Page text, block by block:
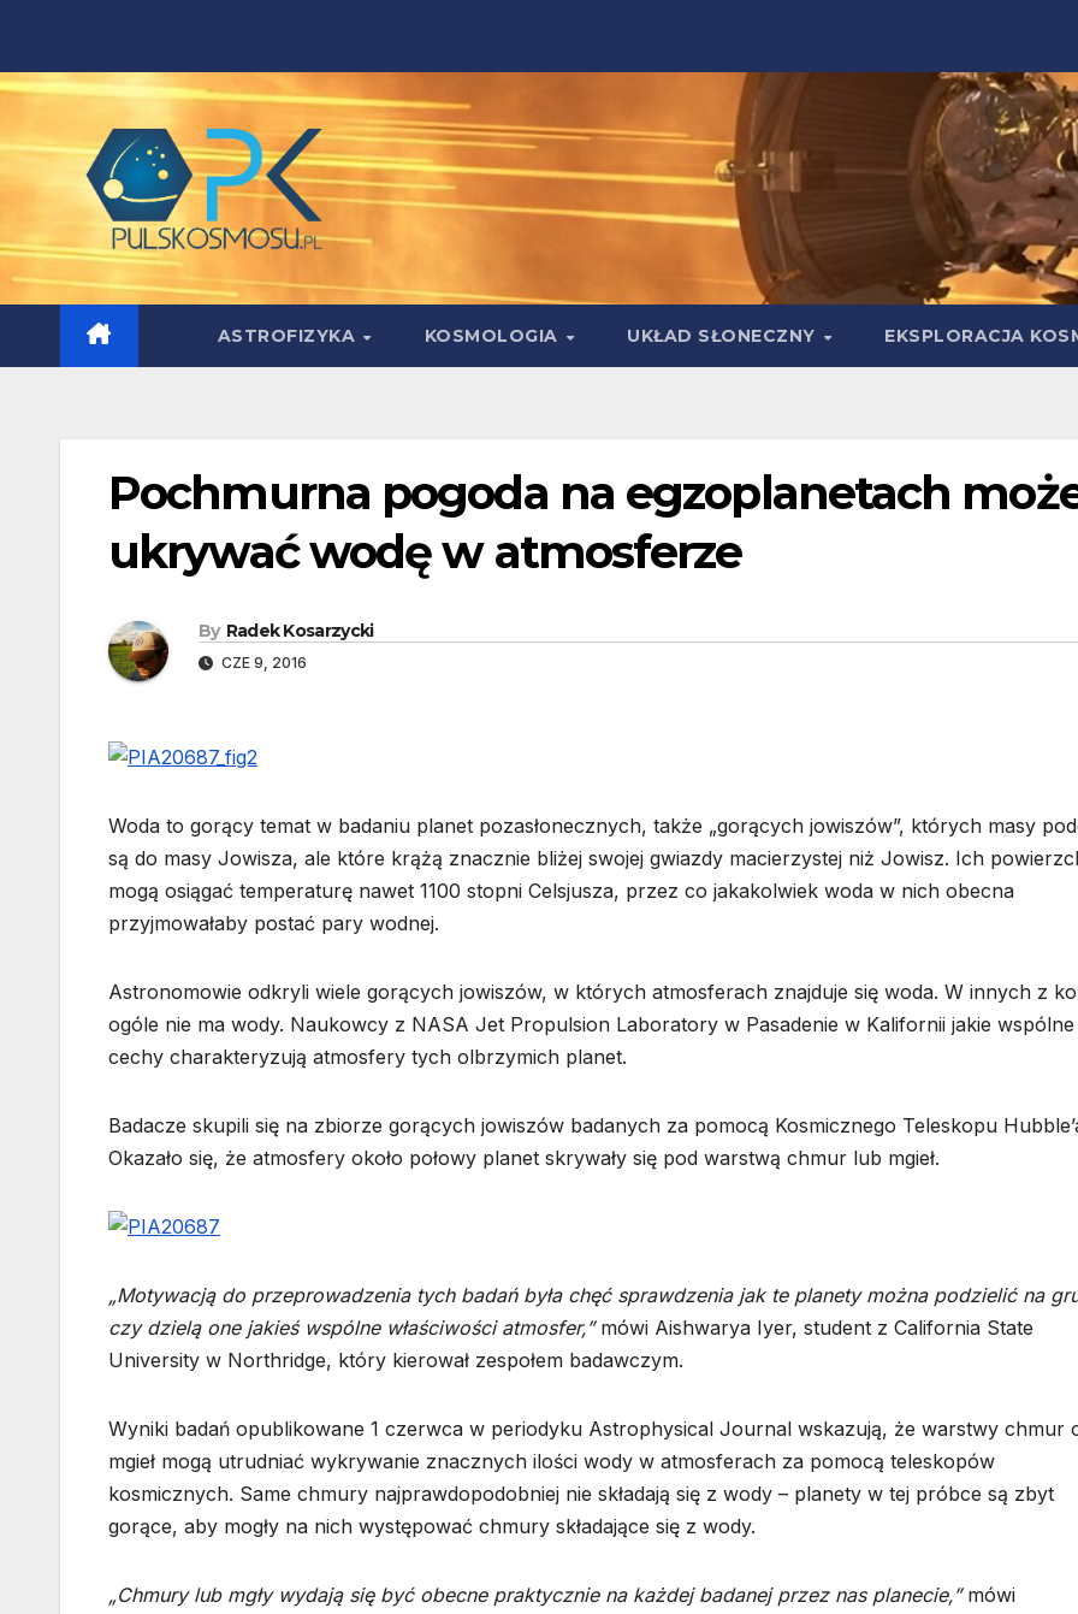
content
ASTROFIZYKA KOSMOLOGIA UKŁAD SŁONECZNY EKSPLORACJA
Pochmurna pogoda na egzoplanetach
ukrywać wodę w atmosferze
By Radek Kosarzycki
CZE 9, 2016
Woda to gorący temat w badaniu planet pozasłonecznych, także „gorących jowiszów”, których masy
są do masy Jowisza, ale które krążą znacznie bliżej swojej gwiazdy macierzystej niż Jowisz. Ich
mogą osiągać temperaturę nawet 1100 stopni Celsjusza, przez co jakakolwiek woda w nich obecna
przyjmowałaby postać pary wodnej.
Astronomowie odkryli wiele gorących jowiszów, w których atmosferach znajduje się woda. W innych z
ogóle nie ma wody. Naukowcy z NASA Jet Propulsion Laboratory w Pasadenie w Kalifornii jakie wspólne
cechy charakteryzują atmosfery tych olbrzymich planet.
Badacze skupili się na zbiorze gorących jowiszów badanych za pomocą Kosmicznego Teleskopu
Okazało się, że atmosfery około połowy planet skrywały się pod warstwą chmur lub mgieł.
„Motywacją do przeprowadzenia tych badań była chęć sprawdzenia jak te planety można podzielić na
czy dzielą one jakieś wspólne właściwości atmosfer,”mówi Aishwarya Iyer, student z California State
University w Northridge, który kierował zespołem badawczym.
Wyniki badań opublikowane 1 czerwca w periodyku Astrophysical Journal wskazują, że warstwy chmur
mgieł mogą utrudniać wykrywanie znacznych ilości wody w atmosferach za pomocą teleskopów
kosmicznych. Same chmury najprawdopodobniej nie składają się z wody – planety w tej próbce są zbyt
gorące, aby mogły na nich występować chmury składające się z wody.
„Chmury lub mgły wydają się być obecne praktycznie na każdej badanej przez nas planecie,”mówi